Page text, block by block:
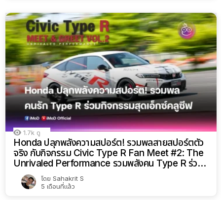
1.7k ดู
Honda ปลุกพลังความสปอร์ต! รวมพลสายสปอร์ตตัว
จริง กับกิจกรรม Civic Type R Fan Meet #2: The
Unrivaled Performance รวมพลังคน Type R ร่วม
กิจกรรมสุดเอ็กซ์คลูซีฟ
โดย Sahakrit S
5 เดือนที่แล้ว